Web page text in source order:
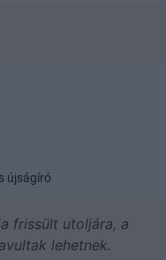
újságíró
frissült utoljára, a
lehetnek.